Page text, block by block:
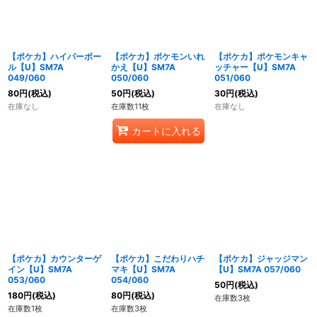
【ポケカ】ハイパーボー
ル【U】SM7A
049/060
80円(税込)
在庫なし
【ポケカ】ポケモンいれ
かえ【U】SM7A
050/060
50円(税込)
在庫数11枚
カートに入れる
【ポケカ】ポケモンキャ
ッチャー【U】SM7A
051/060
30円(税込)
在庫なし
【ポケカ】カウンターゲ
イン【U】SM7A
053/060
180円(税込)
在庫数1枚
【ポケカ】こだわりハチ
マキ【U】SM7A
054/060
80円(税込)
在庫数3枚
【ポケカ】ジャッジマン
【U】SM7A 057/060
50円(税込)
在庫数3枚